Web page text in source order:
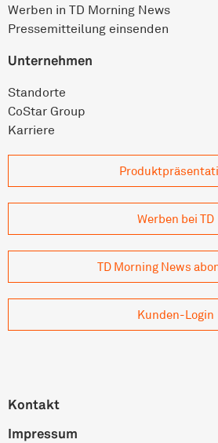
Werben in TD Morning News
Pressemitteilung einsenden
Unternehmen
Standorte
CoStar Group
Karriere
Werben bei TD
TD Morning News
Kunden-Login
Kontakt
Impressum